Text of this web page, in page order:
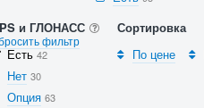
и ГЛОНАСС
фильтр
Есть42
Нет 30
Опция 63
Сортировка
По цене